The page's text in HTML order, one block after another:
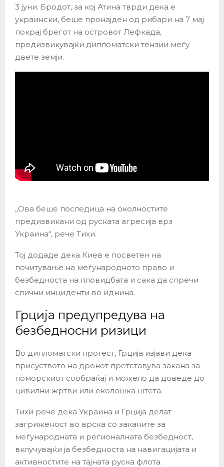
3 јуни. Бродот, за кој Атина тврди дека е
украински, беше пронајден од рибари на 7 мај
покрај брегот на островот Лефкада,
предизвикувајќи дипломатски тензии меѓу
двете земји.
„Ова беше последица на околностите
предизвикани од руската агресија врз
Украина“, рече Тихи.
Тој додаде дека Киев е посветен на
почитување на меѓународното право и
безбедноста на пловидбата и сака да спречи
слични инциденти во иднина.
Грција предупредува на
безбедносни ризици
Во дипломатски протест, Грција изјави дека
присуството на дронот претставува закана за
поморскиот сообраќај и можело да доведе до
цивилни жртви или еколошка штета.
Тихи рече дека Украина и Грција делат
загриженост во врска со заканите за
меѓународната и регионалната безбедност,
вклучувајќи ја безбедноста на навигацијата и
активностите на тајната руска флота.